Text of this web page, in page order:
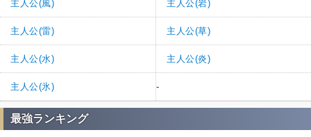
主人公(風) 主人公(岩)
主人公(雷) 主人公(草)
主人公(水) 主人公(炎)
主人公(氷) -
最強ランキング